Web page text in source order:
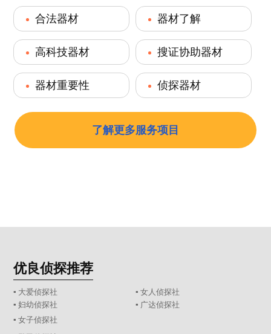
合法器材 器材了解
高科技器材 搜证协助器材
器材重要性 侦探器材
了解更多服务项目
优良侦探推荐
▪ 大爱侦探社
▪ 女人侦探社
▪ 妇幼侦探社
▪ 广达侦探社
▪ 女子侦探社